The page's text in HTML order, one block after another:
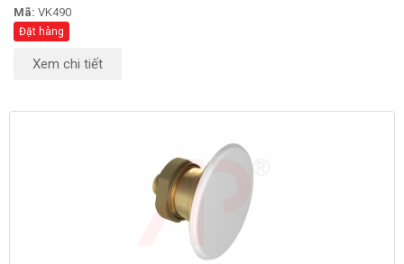
Mã: VK490
Đặt hàng
Xem chi tiết